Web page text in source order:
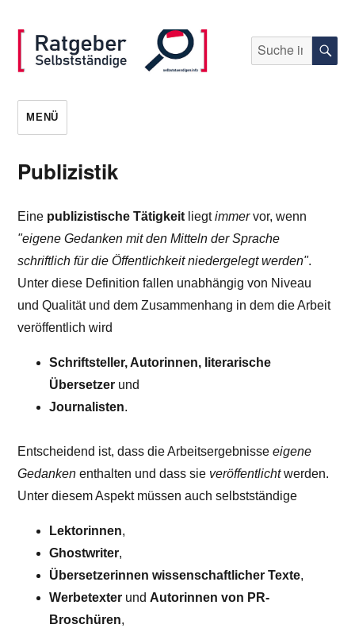
selbststaendigen.info
Suche
nach:
MENÜ
Publizistik
Eine publizistische Tätigkeit liegtimmervor, wenn
"eigene Gedanken mit den Mitteln der Sprache
schriftlich für die Öffentlichkeit niedergelegt werden".
Unter diese Definition fallen unabhängig von Niveau
und Qualität und dem Zusammenhang in dem die Arbeit
veröffentlich wird
Schriftsteller, Autorinnen, literarische
Übersetzer und
Journalisten.
Entscheidend ist, dass die Arbeitsergebnisseeigene
Gedanken enthalten und dass sie veröffentlichtwerden.
Unter diesem Aspekt müssen auch selbstständige
Lektorinnen,
Ghostwriter,
Übersetzerinnen wissenschaftlicher Texte,
Werbetexter und Autorinnen von PR-
Broschüren,